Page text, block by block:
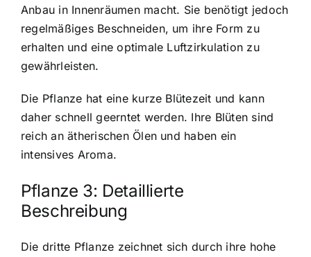
Anbau in Innenräumen macht. Sie benötigt jedoch
regelmäßiges Beschneiden, um ihre Form zu
erhalten und eine optimale Luftzirkulation zu
gewährleisten.
Die Pflanze hat eine kurze Blütezeit und kann
daher schnell geerntet werden. Ihre Blüten sind
reich an ätherischen Ölen und haben ein
intensives Aroma.
Pflanze 3: Detaillierte
Beschreibung
Die dritte Pflanze zeichnet sich durch ihre hohe